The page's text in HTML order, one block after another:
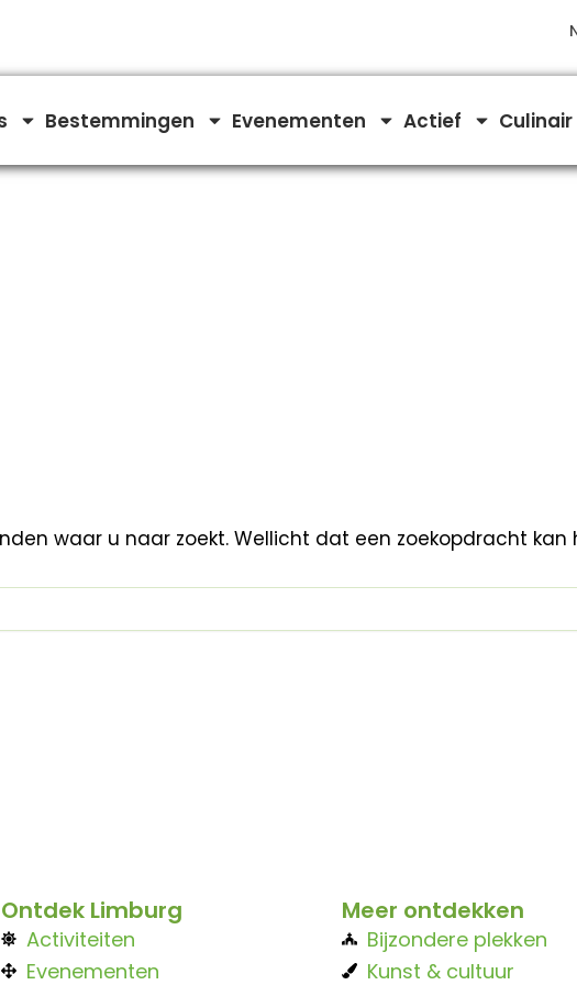
Bestemmingen Evenementen Actief Culinair
waar u naar zoekt. Wellicht dat een zoekopdracht kan
Ontdek Limburg
Activiteiten
Evenementen
Meer ontdekken
Bijzondere plekken
Kunst & cultuur